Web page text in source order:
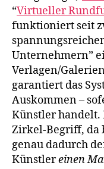
“Virtueller
funktioniert seit
Unternehmern”
Verlagen/
garantiert das
Auskommen –
Künstler handelt.
Zirkel-Begriff, da
genau dadurch
Künstlereinen